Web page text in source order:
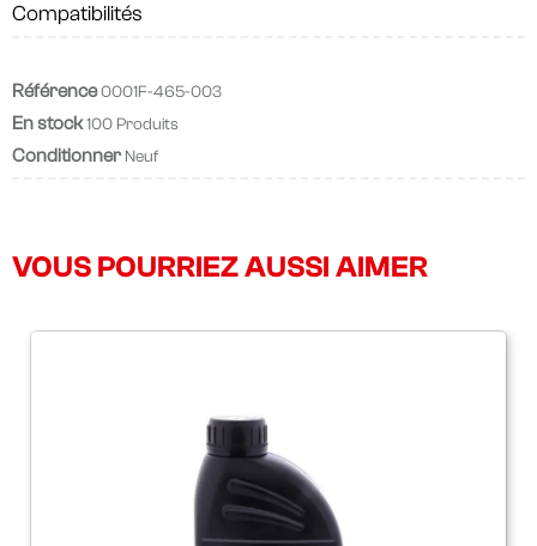
Compatibilités
Référence0001F-465-003
En stock100 Produits
Conditionner Neuf
VOUS POURRIEZ AUSSI AIMER